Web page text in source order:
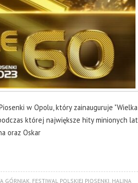
w Opolu, który zainauguruje "Wielka
której największe hity minionych lat
oraz Oskar
GÓRNIAK FESTIWAL POLSKIEJ PIOSENKI HALINA